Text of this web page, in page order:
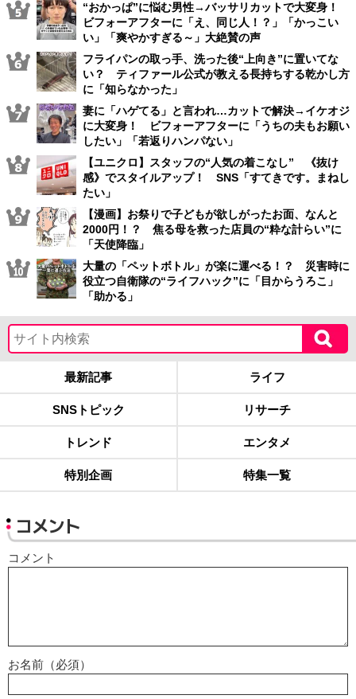
“おかっぱ”に悩む男性→バッサリカットで大変身！
ビフォーアフターに「え、同じ人！？」「かっこい
い」「爽やかすぎる～」大絶賛の声
フライパンの取っ手、洗った後“上向き”に置いてな
い？ ティファール公式が教える長持ちする乾かし方
に「知らなかった」
妻に「ハゲてる」と言われ…カットで解決→イケオジ
に大変身！ ビフォーアフターに「うちの夫もお願い
したい」「若返りハンパない」
【ユニクロ】スタッフの“人気の着こなし” 《抜け
感》でスタイルアップ！ SNS「すてきです。まねし
たい」
【漫画】お祭りで子どもが欲しがったお面、なんと
2000円！？ 焦る母を救った店員の“粋な計らい”に
「天使降臨」
大量の「ペットボトル」が楽に運べる！？ 災害時に
役立つ自衛隊の“ライフハック”に「目からうろこ」
「助かる」
最新記事 ライフ
SNSトピック リサーチ
トレンド エンタメ
特別企画 特集一覧
コメント
コメント
お名前（必須）